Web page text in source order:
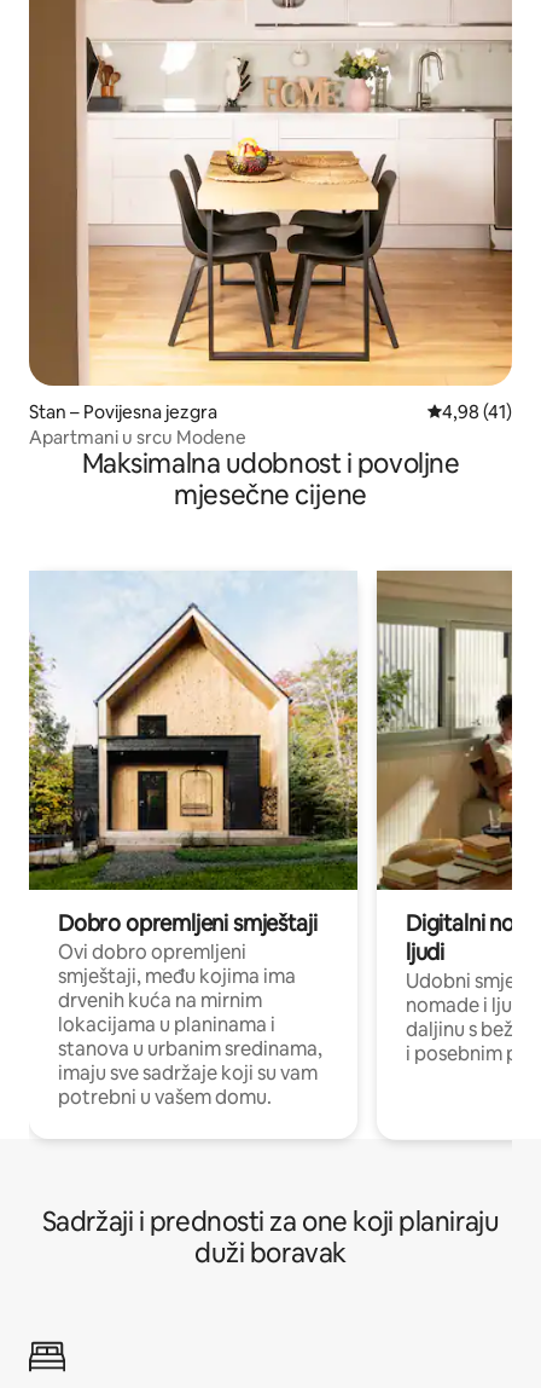
Stan – Povijesna jezgra Prosječna
4,98 (41)
Apartmani u srcu Modene
Maksimalna udobnost i povoljne
mjesečne cijene
Dobro opremljeni smještaji
Ovi dobro opremljeni
smještaji, među kojima ima
drvenih kuća na mirnim
lokacijama u planinama i
stanova u urbanim sredinama,
imaju sve sadržaje koji su vam
potrebni u vašem domu.
Digitalni
ljudi
Udobni
nomade i ljude
daljinu s
i posebnim
Sadržaji i prednosti za one koji planiraju
duži boravak